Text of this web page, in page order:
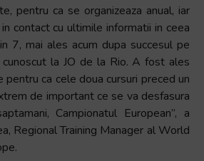
pentru ca se organizeaza anual, iar
contact cu ultimile informatii in ceea
7, mai ales acum dupa succesul pe
la JO de la Rio. A fost ales
pentru ca cele doua cursuri preced un
de important ce se va desfasura
Campionatul European”, a
Regional Training Manager al World